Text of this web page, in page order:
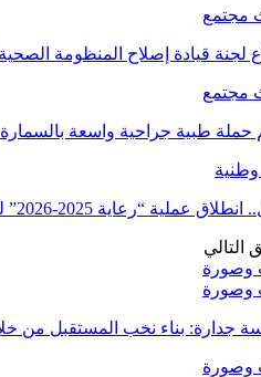
مجتمع
لجنة قيادة إصلاح المنظومة
مجتمع
طبية جراحية واسعة بالسمارة من 5 الى 7 دجنبر لتوسيع الولوج إلى
وطنية
عملية “رعاية 2025-2026” لتعزيز الخدمات الصحية لفائدة…
التالي
جدارة: بناء نخب المستقبل من